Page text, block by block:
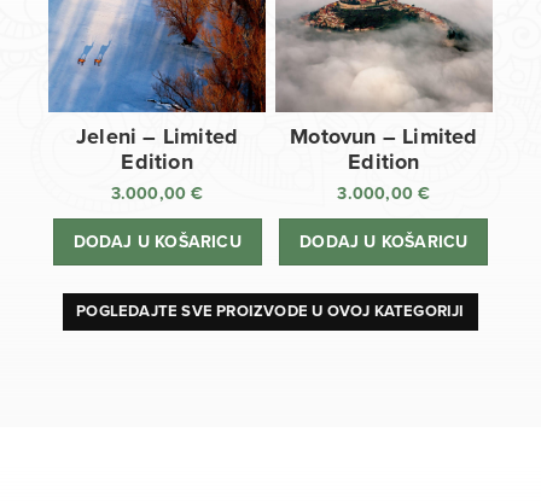
Jeleni – Limited
Edition
3.000,00€
DODAJ U KOŠARICU
Motovun – Limited
Edition
3.000,00€
DODAJ U KOŠARICU
POGLEDAJTE SVE PROIZVODE U OVOJ KATEGORIJI